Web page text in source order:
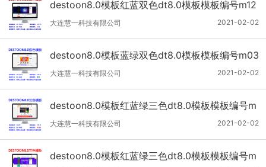
destoon8.0模板红蓝双色dt8.0模板模板编号m12
dt8
2021-02-02
大连慧一科技有限公司
destoon8.0模板蓝绿双色dt8.0模板模板编号m03
dt8
2021-02-02
大连慧一科技有限公司
destoon8.0模板红蓝绿三色dt8.0模板模板编号m
08xdt8
2021-02-02
大连慧一科技有限公司
destoon8.0模板红蓝绿三色dt8.0模板模板编号m